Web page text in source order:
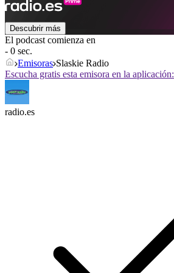
Descubrir más
El podcast comienza en
- 0 sec.
Emisoras Slaskie Radio
Escucha gratis esta emisora en la aplicación:
radio.es